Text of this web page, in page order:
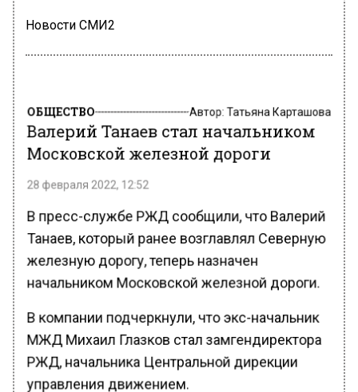
Новости СМИ2
ОБЩЕСТВО Автор:Татьяна Карташова
Валерий Танаев стал начальником
Московской железной дороги
28 февраля 2022, 12:52
В пресс-службе РЖД сообщили, что Валерий
Танаев, который ранее возглавлял Северную
железную дорогу, теперь назначен
начальником Московской железной дороги.
В компании подчеркнули, что экс-начальник
МЖД Михаил Глазков стал замгендиректора
РЖД, начальника Центральной дирекции
управления движением.